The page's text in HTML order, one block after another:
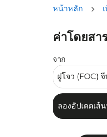
หน้าหลัก
ค่าโดยสา
จาก
ลองอัปเดตเ
ลองอัปเดตเส้